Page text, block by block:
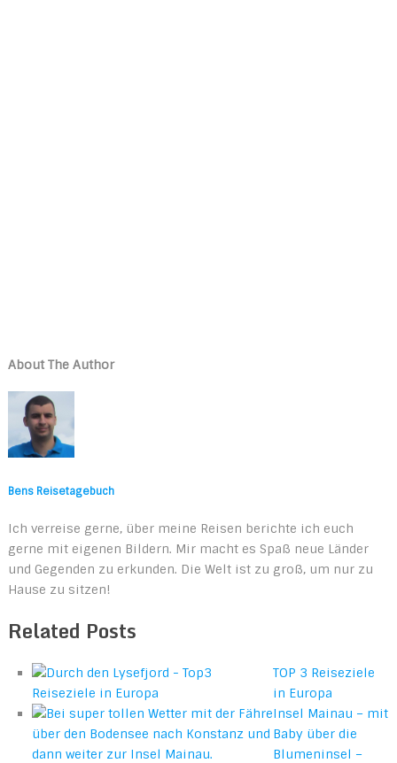
About The Author
Bens Reisetagebuch
Ich verreise gerne, über meine Reisen berichte ich euch
gerne mit eigenen Bildern. Mir macht es Spaß neue Länder
und Gegenden zu erkunden. Die Welt ist zu groß, um nur zu
Hause zu sitzen!
Related Posts
TOP 3 Reiseziele
in Europa
Insel Mainau – mit
Baby über die
Blumeninsel –